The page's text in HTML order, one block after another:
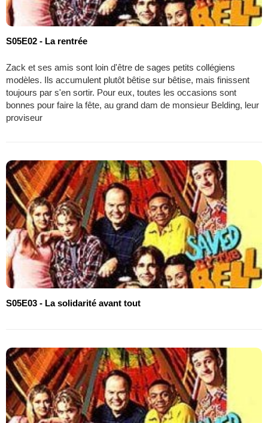
S05E02 - La rentrée
Zack et ses amis sont loin d'être de sages petits collégiens
modèles. Ils accumulent plutôt bêtise sur bêtise, mais finissent
toujours par s'en sortir. Pour eux, toutes les occasions sont
bonnes pour faire la fête, au grand dam de monsieur Belding, leur
proviseur
S05E03 - La solidarité avant tout